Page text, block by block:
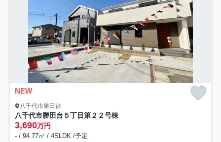
NEW
八千代市勝田台
八千代市勝田台５丁目第２ ２号棟
3,690万円
- / 94.77㎡ / 4SLDK /予定